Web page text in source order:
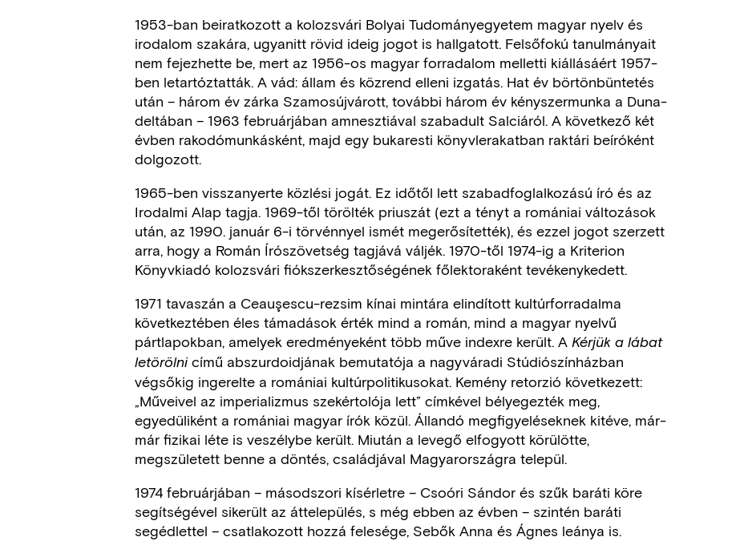
1953-ban beiratkozott a kolozsvári Bolyai Tudományegyetem magyar nyelv és
irodalom szakára, ugyanitt rövid ideig jogot is hallgatott. Felsőfokú tanulmányait
nem fejezhette be, mert az 1956-os magyar forradalom melletti kiállásáért 1957-
ben letartóztatták. A vád: állam és közrend elleni izgatás. Hat év börtönbüntetés
után – három év zárka Szamosújvárott, további három év kényszermunka a Duna-
deltában – 1963 februárjában amnesztiával szabadult Salciáról. A következő két
évben rakodómunkásként, majd egy bukaresti könyvlerakatban raktári beíróként
dolgozott.
1965-ben visszanyerte közlési jogát. Ez időtől lett szabadfoglalkozású író és az
Irodalmi Alap tagja. 1969-től törölték priuszát (ezt a tényt a romániai változások
után, az 1990. január 6-i törvénnyel ismét megerősítették), és ezzel jogot szerzett
arra, hogy a Román Írószövetség tagjává váljék. 1970-től 1974-ig a Kriterion
Könyvkiadó kolozsvári fiókszerkesztőségének főlektoraként tevékenykedett.
1971 tavaszán a Ceauşescu-rezsim kínai mintára elindított kultúrforradalma
következtében éles támadások érték mind a román, mind a magyar nyelvű
pártlapokban, amelyek eredményeként több műve indexre került. A Kérjük a lábat
letörölnicímű abszurdoidjának bemutatója a nagyváradi Stúdiószínházban
végsőkig ingerelte a romániai kultúrpolitikusokat. Kemény retorzió következett:
„Műveivel az imperializmus szekértolója lett” címkével bélyegezték meg,
egyedüliként a romániai magyar írók közül. Állandó megfigyeléseknek kitéve, már-
már fizikai léte is veszélybe került. Miután a levegő elfogyott körülötte,
megszületett benne a döntés, családjával Magyarországra települ.
1974 februárjában – másodszori kísérletre – Csoóri Sándor és szűk baráti köre
segítségével sikerült az áttelepülés, s még ebben az évben – szintén baráti
segédlettel – csatlakozott hozzá felesége, Sebők Anna és Ágnes leánya is.